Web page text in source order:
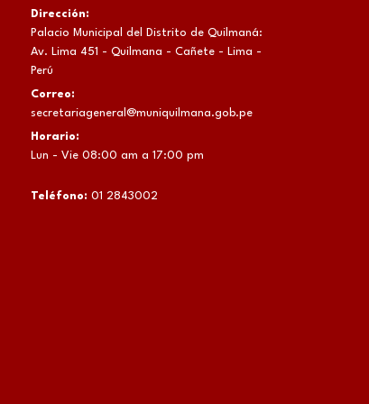
Dirección:
Palacio Municipal del Distrito de Quilmaná:
Av. Lima 451 - Quilmana - Cañete - Lima -
Perú
Correo:
secretariageneral@muniquilmana.gob.pe
Horario:
Lun - Vie 08:00 am a 17:00 pm
Teléfono: 01 2843002